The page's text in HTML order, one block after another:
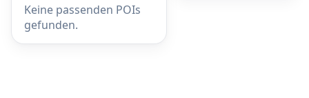
Keine passenden POIs
gefunden.